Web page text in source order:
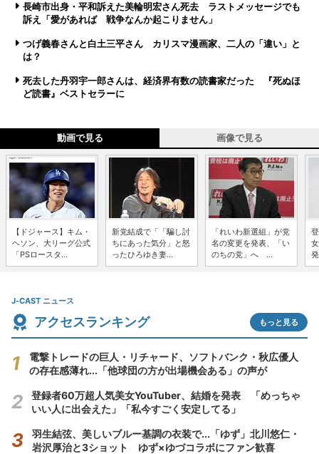
長崎市出身・平和訴えた美輪明宏さん死去 ラストメッセージでも
訴え「愛があれば 戦争なんか起こりません」
つげ義春さんと白土三平さん カリスマ漫画家、二人の「違い」と
は？
死去した丹羽宇一郎さんは、経済界有数の読書家だった 『死ぬほ
ど読書』ベストセラーに
動画で見る 画像で見る
【ドジャース】キム・
ヘソン、大リーグ公式
「PSロースタ...
新党結成で「「騙し討
ちにあった気分」と怒
ったひろゆき妻...
「れいわ新選組」が党
名の変更を発表、「い
のちの党」へ ...
J-CAST ニュース
アクセスランキング もっと見る
電撃トレードの巨人・リチャード、ソフトバンク・秋広優人
の存在感薄れ...「他球団の方が出場機会ある」の声が
登録者60万超人気美女YouTuber、結婚を発表 「めっちゃ
いい人に出会えた」「私今すごく安定してる」
羽生結弦、美しいブルー基調の衣装で...「ゆず」北川悠仁・
岩沢厚治と3ショット ゆず×ゆづコラボにファン歓喜